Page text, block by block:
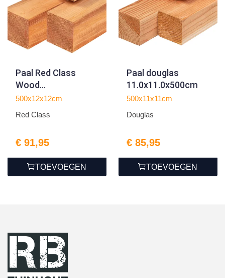
Paal Red Class
Wood
12.0x12.0x500cm
500x12x12cm
Red Class
€ 91,95
TOEVOEGEN
Paal douglas
11.0x11.0x500cm
500x11x11cm
Douglas
€ 85,95
TOEVOEGEN